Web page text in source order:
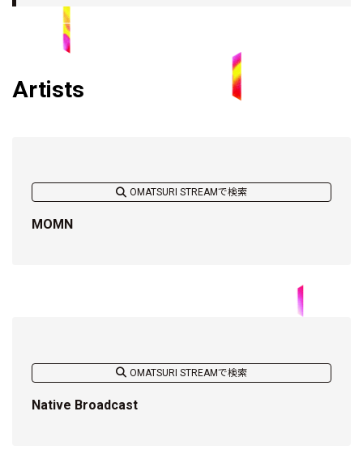
Artists
OMATSURI STREAMで検索
MOMN
OMATSURI STREAMで検索
Native Broadcast